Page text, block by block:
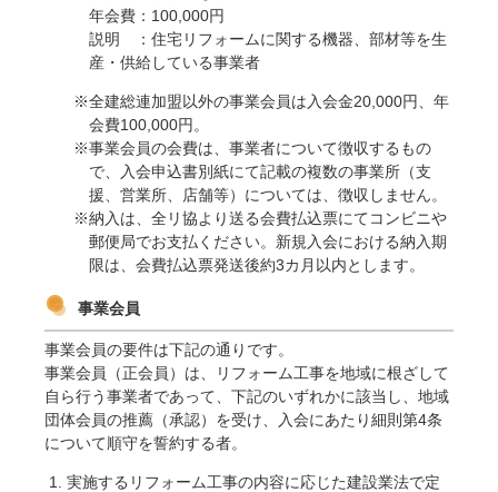
年会費：100,000円
説明 ：住宅リフォームに関する機器、部材等を生
産・供給している事業者
全建総連加盟以外の事業会員は入会金20,000円、年
会費100,000円。
事業会員の会費は、事業者について徴収するもの
で、入会申込書別紙にて記載の複数の事業所（支
援、営業所、店舗等）については、徴収しません。
納入は、全リ協より送る会費払込票にてコンビニや
郵便局でお支払ください。新規入会における納入期
限は、会費払込票発送後約3カ月以内とします。
事業会員
事業会員の要件は下記の通りです。
事業会員（正会員）は、リフォーム工事を地域に根ざして
自ら行う事業者であって、下記のいずれかに該当し、地域
団体会員の推薦（承認）を受け、入会にあたり細則第4条
について順守を誓約する者。
実施するリフォーム工事の内容に応じた建設業法で定